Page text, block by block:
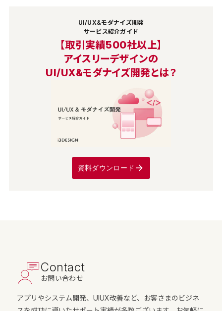
UI/UX&モダナイズ開発
サービス紹介ガイド
【取引実績500社以上】
アイスリーデザインの
UI/UX&モダナイズ開発とは？
資料ダウンロード
Contact
お問い合わせ
アプリやシステム開発、UIUX改善など、お客さまのビジネ